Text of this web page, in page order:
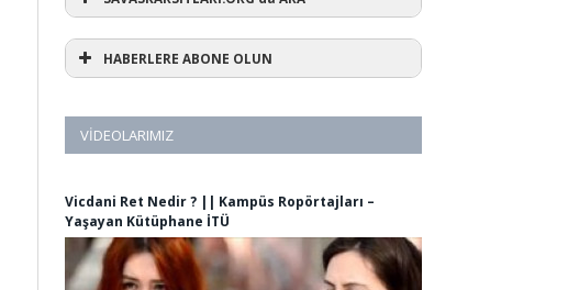
HABERLERE ABONE OLUN
VIDEOLARIMIZ
Vicdani Ret Nedir ? || Kampüs Ropörtajları –
Yaşayan Kütüphane İTÜ